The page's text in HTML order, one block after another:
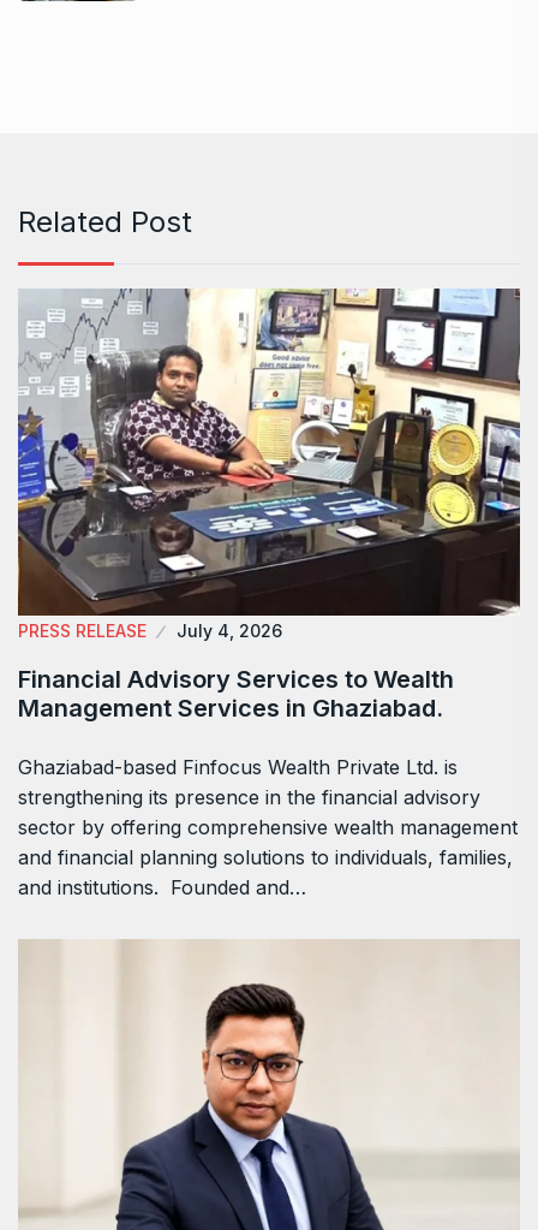
Related Post
PRESS RELEASE July 4, 2026
Financial Advisory Services to Wealth
Management Services in Ghaziabad.
Ghaziabad-based Finfocus Wealth Private Ltd. is
strengthening its presence in the financial advisory
sector by offering comprehensive wealth management
and financial planning solutions to individuals, families,
and institutions. Founded and…